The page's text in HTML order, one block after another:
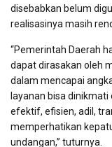
disebabkan belum
realisasinya masih
“Pemerintah Daerah
dapat dirasakan oleh
dalam mencapai
layanan bisa
efektif, efisien, adil,
memperhatikan
undangan,” tuturnya.